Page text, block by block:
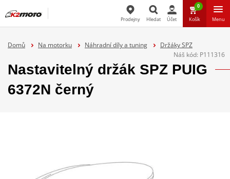
Hledat
Prodejny Hledat Účet
0
Košík Menu
Domů Na motorku Náhradní díly a tuning
Držáky SPZ
Náš kód: P111316
Nastavitelný držák SPZ PUIG
6372N černý